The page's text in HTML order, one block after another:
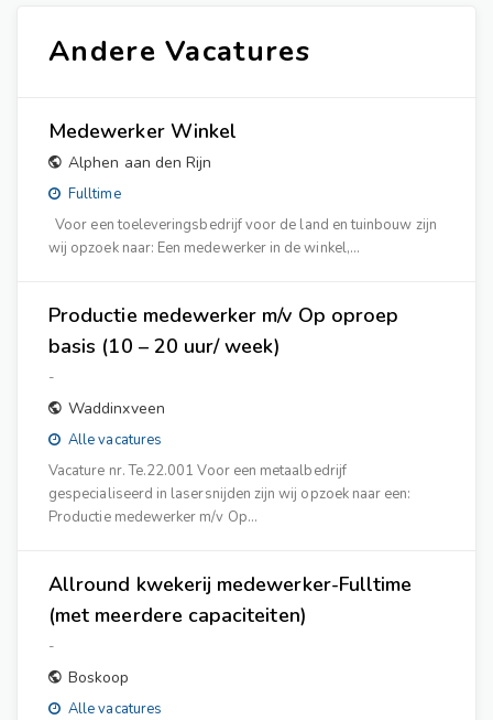
Andere Vacatures
Medewerker Winkel
Alphen aan den Rijn
Fulltime
Voor een toeleveringsbedrijf voor de land en tuinbouw zijn
wij opzoek naar: Een medewerker in de winkel,…
Productie medewerker m/v Op oproep
basis (10 – 20 uur/ week)
-
Waddinxveen
Alle vacatures
Vacature nr. Te.22.001 Voor een metaalbedrijf
gespecialiseerd in lasersnijden zijn wij opzoek naar een:
Productie medewerker m/v Op…
Allround kwekerij medewerker-Fulltime
(met meerdere capaciteiten)
-
Boskoop
Alle vacatures